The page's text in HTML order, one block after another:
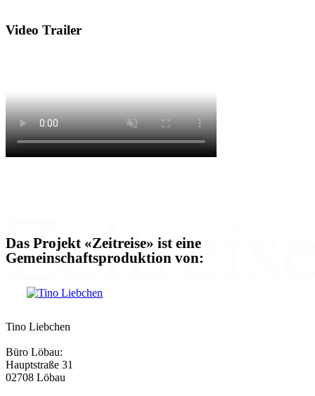
Video Trailer
Das Projekt «Zeitreise» ist eine
Gemeinschaftsproduktion von:
Tino Liebchen
Büro Löbau:
Hauptstraße 31
02708 Löbau